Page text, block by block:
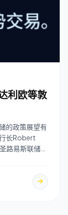
利欧等敦
的政策展望有
长Robert
路易斯联储行